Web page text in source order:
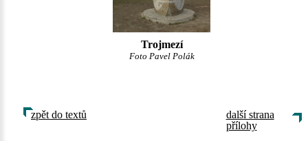
Trojmezí
Foto Pavel Polák
zpět do textů
další strana
přílohy